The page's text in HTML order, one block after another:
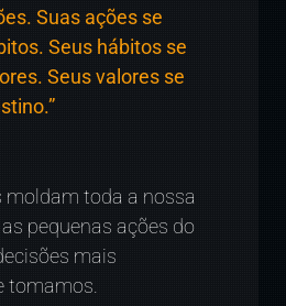
Suas ações se
Seus hábitos se
Seus valores se
moldam toda a nossa
pequenas ações do
mais
tomamos.